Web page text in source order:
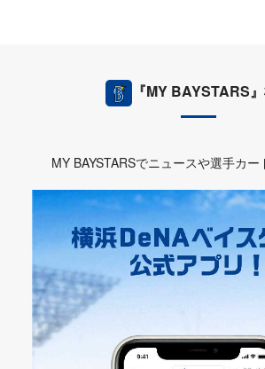
『MY BAYSTARS
MY BAYSTARSでニュースや選手カー